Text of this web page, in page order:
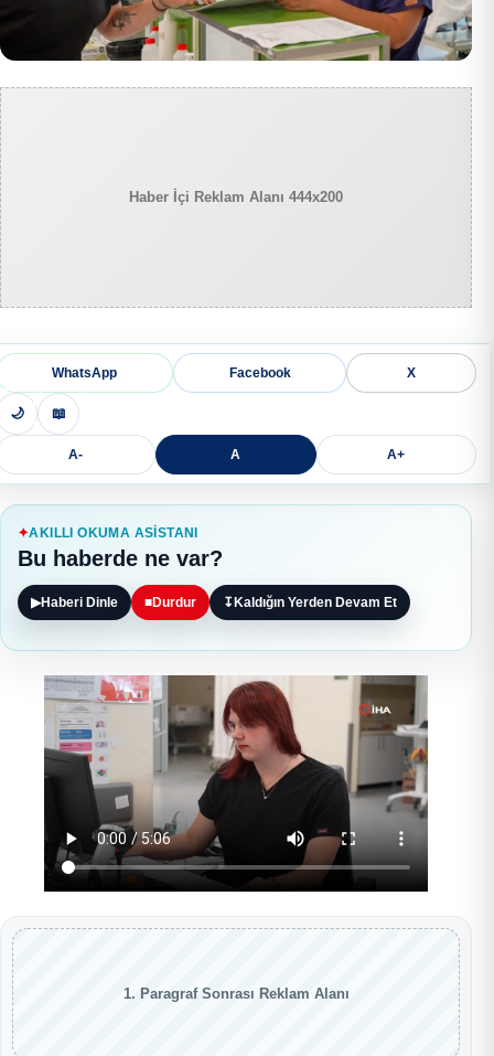
Haber İçi Reklam Alanı 444x200
WhatsApp Facebook X
🌙 📖
A- A A+
AKILLI OKUMA ASISTANI
Bu haberde ne var?
▶Haberi Dinle ■Durdur ↧Kaldığın Yerden Devam Et
1. Paragraf Sonrası Reklam Alanı